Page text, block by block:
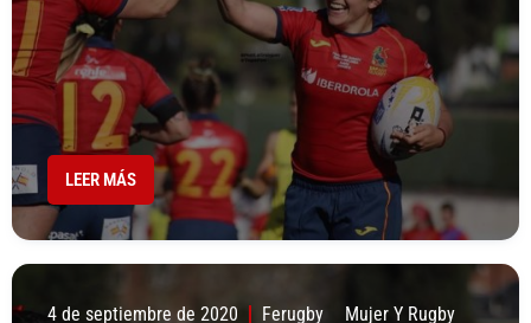
LEER MÁS
4 de septiembre de 2020 Ferugby Mujer Y Rugby